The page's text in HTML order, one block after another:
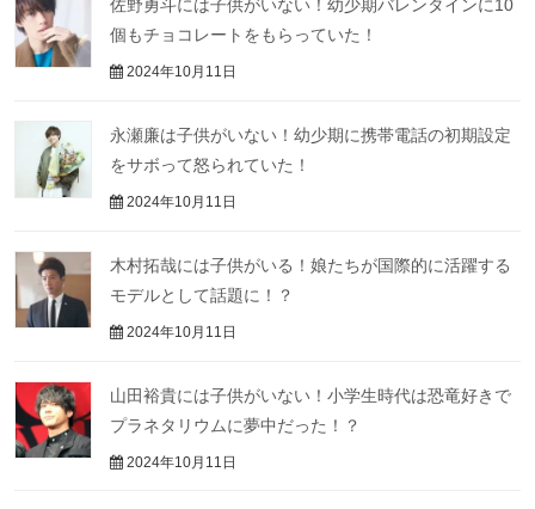
佐野勇斗には子供がいない！幼少期バレンタインに10
個もチョコレートをもらっていた！
2024年10月11日
永瀬廉は子供がいない！幼少期に携帯電話の初期設定
をサボって怒られていた！
2024年10月11日
木村拓哉には子供がいる！娘たちが国際的に活躍する
モデルとして話題に！？
2024年10月11日
山田裕貴には子供がいない！小学生時代は恐竜好きで
プラネタリウムに夢中だった！？
2024年10月11日